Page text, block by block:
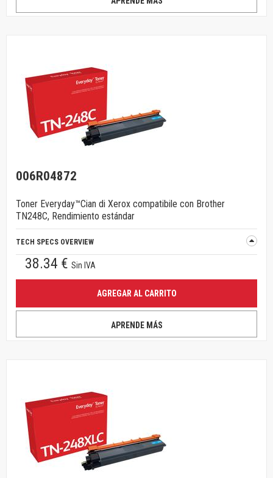
006R04872
Toner Everyday™Cian di Xerox compatibile con Brother
TN248C, Rendimiento estándar
TECH SPECS OVERVIEW
38.34 € Sin IVA
AGREGAR AL CARRITO
APRENDE MÁS